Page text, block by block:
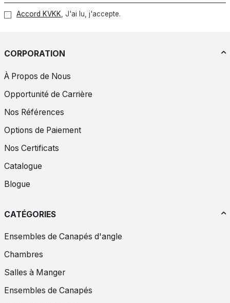
Accord KVKK, J'ai lu, j'accepte.
CORPORATION
À Propos de Nous
Opportunité de Carrière
Nos Références
Options de Paiement
Nos Certificats
Catalogue
Blogue
CATÉGORIES
Ensembles de Canapés d'angle
Chambres
Salles à Manger
Ensembles de Canapés